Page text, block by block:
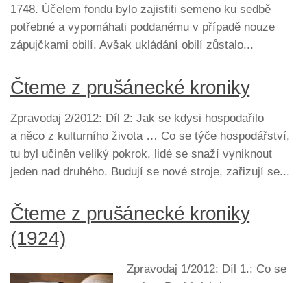
1748. Účelem fondu bylo zajistiti semeno ku sedbě
potřebné a vypomáhati poddanému v případě nouze
zápujčkami obilí. Avšak ukládání obilí zůstalo...
Čteme z prušánecké kroniky
Zpravodaj 2/2012: Díl 2: Jak se kdysi hospodařilo
a něco z kulturního života … Co se týče hospodářství,
tu byl učiněn veliký pokrok, lidé se snaží vyniknout
jeden nad druhého. Budují se nové stroje, zařizují se...
Čteme z prušánecké kroniky
(1924)
Zpravodaj 1/2012: Díl 1.: Co se